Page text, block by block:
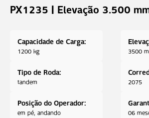
PX1235 | Elevação 3.500
Capacidade de Carga:
1200 kg 3500
Tipo de Roda:
tandem 2075
Posição do Operador:
em pé, andando 06